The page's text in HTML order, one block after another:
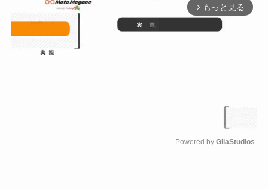
arrow_forward_ios もっと見る
Powered by GliaStudios